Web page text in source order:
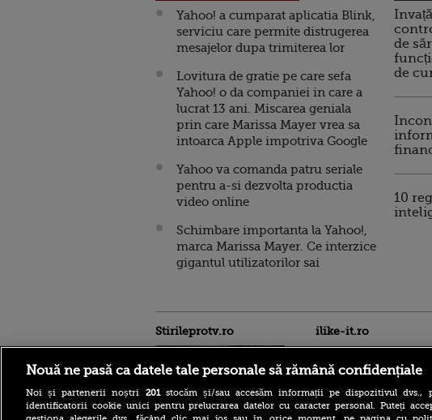
Yahoo! a cumparat aplicatia Blink,
serviciu care permite distrugerea
mesajelor dupa trimiterea lor
Lovitura de gratie pe care sefa
Yahoo! o da companiei in care a
lucrat 13 ani. Miscarea geniala
prin care Marissa Mayer vrea sa
intoarca Apple impotriva Google
Yahoo va comanda patru seriale
pentru a-si dezvolta productia
video online
Schimbare importanta la Yahoo!,
marca Marissa Mayer. Ce interzice
gigantul utilizatorilor sai
de
de
10
Stirileprotv.ro ilike-it.ro
Nouă ne pasă ca datele tale personale să rămână confidențiale
Noi și partenerii noștri 201stocăm și/sau accesăm informații pe dispozitivul dvs.,
identificatorii cookie unici pentru prelucrarea datelor cu caracter personal. Puteți